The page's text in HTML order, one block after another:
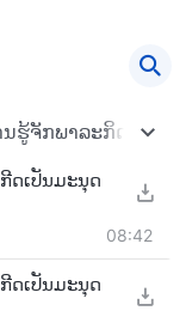
ນຮູ້ຈັກພາລະກິດຂອງພ
ດເປັນມະນຸດ
08:42
ດເປັນມະນຸດ